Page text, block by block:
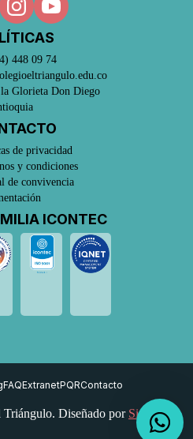
448 09 74
Glorieta Don Diego
de privacidad
y condiciones
de convivencia
ICONTEC
FAQExtranetPQRContacto
Diseñado por Sistemas